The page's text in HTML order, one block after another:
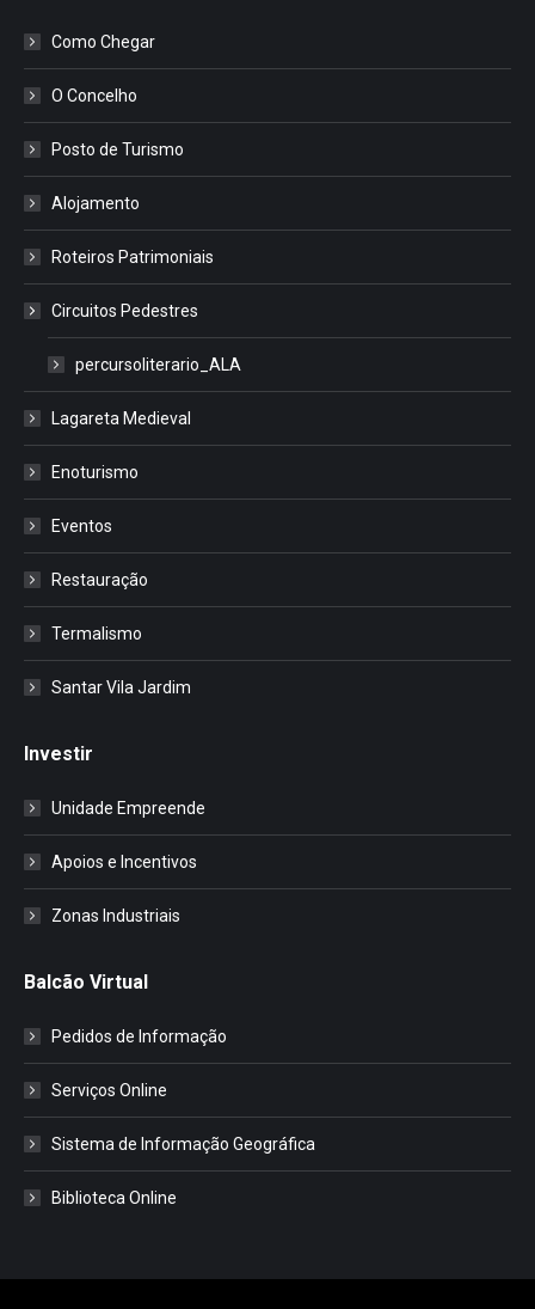
Como Chegar
O Concelho
Posto de Turismo
Alojamento
Roteiros Patrimoniais
Circuitos Pedestres
percursoliterario_ALA
Lagareta Medieval
Enoturismo
Eventos
Restauração
Termalismo
Santar Vila Jardim
Investir
Unidade Empreende
Apoios e Incentivos
Zonas Industriais
Balcão Virtual
Pedidos de Informação
Serviços Online
Sistema de Informação Geográfica
Biblioteca Online